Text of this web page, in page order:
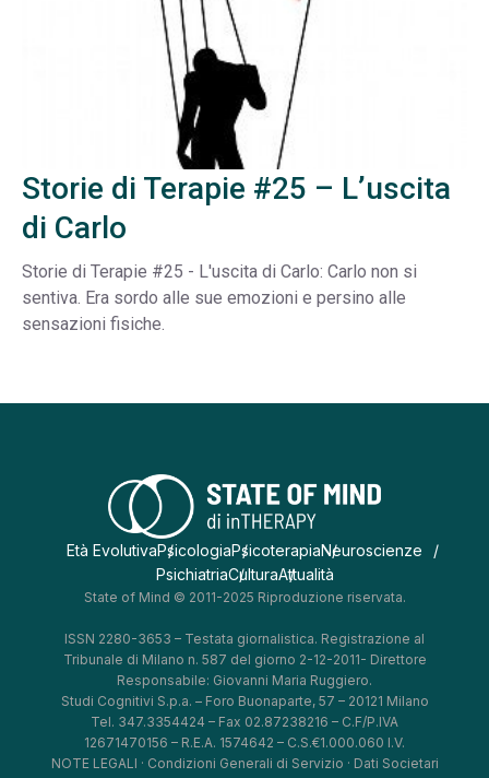
Storie di Terapie #25 – L’uscita
di Carlo
Storie di Terapie #25 - L'uscita di Carlo: Carlo non si
sentiva. Era sordo alle sue emozioni e persino alle
sensazioni fisiche.
Età EvolutivaPsicologiaPsicoterapiaNeuroscienze
PsichiatriaCulturaAttualità
State of Mind © 2011-2025 Riproduzione riservata.
ISSN 2280-3653 – Testata giornalistica. Registrazione al
Tribunale di Milano n. 587 del giorno 2-12-2011- Direttore
Responsabile: Giovanni Maria Ruggiero.
Studi Cognitivi S.p.a. – Foro Buonaparte, 57 – 20121 Milano
Tel. 347.3354424 – Fax 02.87238216 – C.F/P.IVA
12671470156 – R.E.A. 1574642 – C.S.€1.000.060 I.V.
NOTE LEGALI · Condizioni Generali di Servizio · Dati Societari